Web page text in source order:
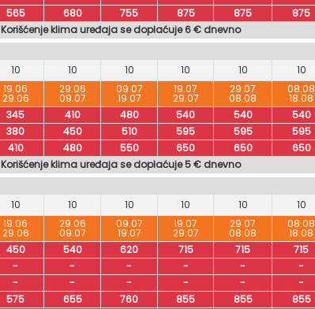
565 680 755 875 875 875
Korišćenje klima uređaja se doplaćuje 6 € dnevno
10 10 10 10 10 10
19.06
29.06
29.06
09.07
09.07
19.07
19.07
29.07
29.07
08.08
08.08
18.08
345 410 480 540 540 540
380 450 510 595 595 595
410 480 550 650 650 650
Korišćenje klima uređaja se doplaćuje 5 € dnevno
10 10 10 10 10 10
19.06
29.06
29.06
09.07
09.07
19.07
19.07
29.07
29.07
08.08
08.08
18.08
450 540 620 715 715 715
- - - - - -
- - - - - -
575 655 760 855 855 855